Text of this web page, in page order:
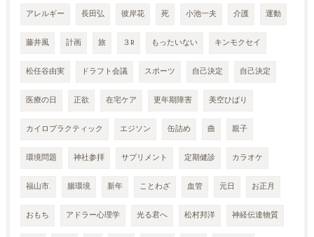
アレルギー 長田弘 彼岸花 死 小池一夫 介護 運動
藤井風 計画 旅 ３R もったいない キンモクセイ
松任谷由実 ドラフト会議 スポーツ 自己決定 自己決定
医療の日 正欲 在宅ケア 更年期障害 美空ひばり
カイロプラクティック エジソン 缶詰め 曲 親子
環境問題 神社参拝 サプリメント 定期健診 カラオケ
福山市. 腸環境 新年 ことわざ 血管 元日 お正月
おもち アドラー心理学 光る君へ 松村邦洋 神経伝達物質